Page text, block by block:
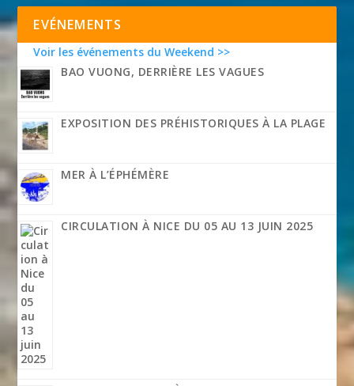
EVÉNEMENTS
Voir les événements du Weekend >>
BAO VUONG, DERRIÈRE LES VAGUES
EXPOSITION DES PRÉHISTORIQUES À LA PLAGE
MER À L’ÉPHÉMÈRE
CIRCULATION À NICE DU 05 AU 13 JUIN 2025